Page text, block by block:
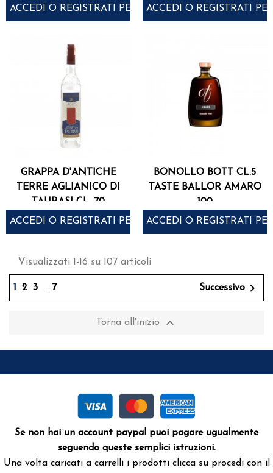
ACCEDI O REGISTRATI PER ACQUISTARE
ACCEDI O REGISTRATI
GRAPPA D'ANTICHE
TERRE AGLIANICO DI
TAURASI CL. 70
ACCEDI O REGISTRATI PER ACQUISTARE
BONOLLO BOTT CL.5
TASTE BALLOR AMARO
100
ACCEDI O REGISTRATI
Visualizzati 1-16 su 107 articoli
1 2 3 … 7 Successivo 
Torna all'inizio 
Se non hai un account paypal puoi pagare ugualmente
seguendo queste semplici istruzioni.
Una volta caricati a carrelli i prodotti clicca su procedi con il